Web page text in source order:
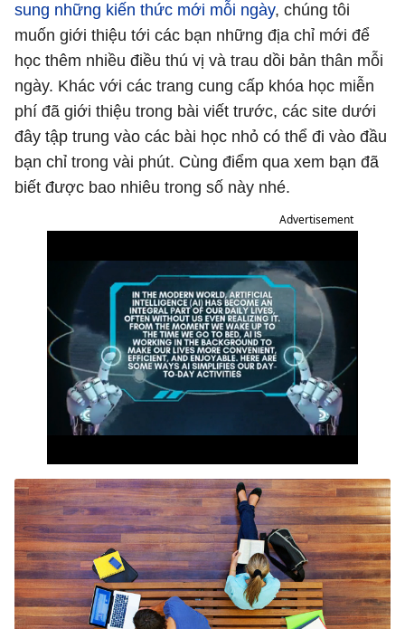
sung những kiến thức mới mỗi ngày, chúng tôi
muốn giới thiệu tới các bạn những địa chỉ mới để
học thêm nhiều điều thú vị và trau dồi bản thân mỗi
ngày. Khác với các trang cung cấp khóa học miễn
phí đã giới thiệu trong bài viết trước, các site dưới
đây tập trung vào các bài học nhỏ có thể đi vào đầu
bạn chỉ trong vài phút. Cùng điểm qua xem bạn đã
biết được bao nhiêu trong số này nhé.
Advertisement